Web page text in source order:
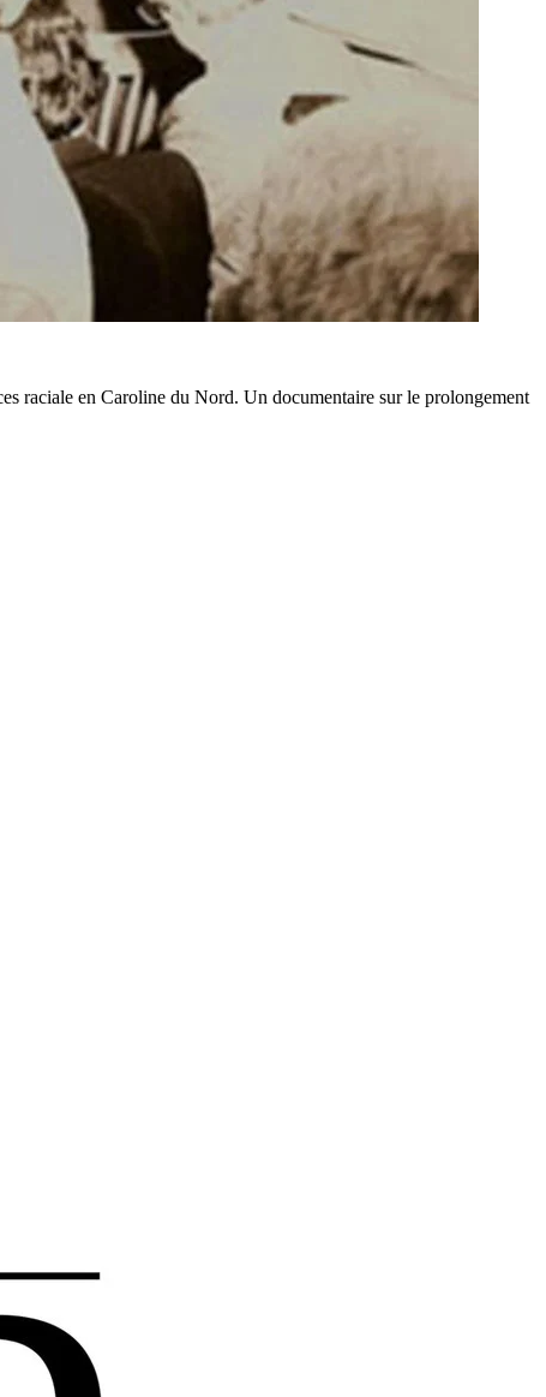
raciale en Caroline du Nord. Un documentaire sur le prolongement